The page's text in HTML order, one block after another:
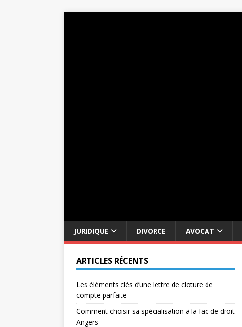
JURIDIQUE DIVORCE AVOCAT
ARTICLES RÉCENTS
Les éléments clés d’une lettre de cloture de
compte parfaite
Comment choisir sa spécialisation à la fac de droit
Angers